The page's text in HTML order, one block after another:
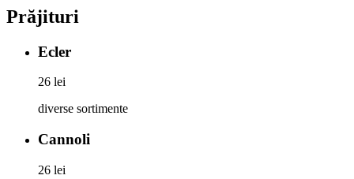
Prăjituri
Ecler
26 lei
diverse sortimente
Cannoli
26 lei